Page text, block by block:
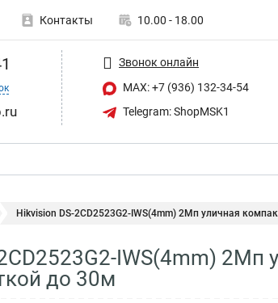
Контакты 10.00 - 18.00
Звонок онлайн
MAX: +7 (936) 132-34-54
Telegram: ShopMSK1
Hikvision DS-2CD2523G2-IWS(4mm) 2Мп уличная
IWS(4mm) 2Мп
до 30м